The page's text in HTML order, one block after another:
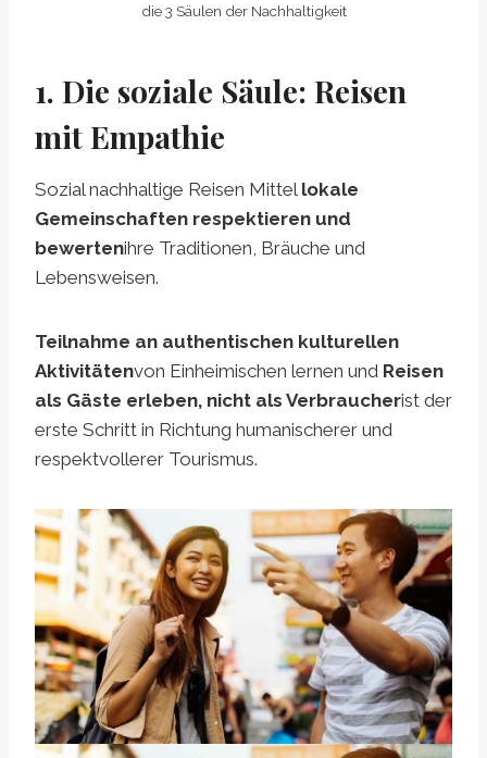
die 3 Säulen der Nachhaltigkeit
1. Die soziale Säule: Reisen
mit Empathie
Sozial nachhaltige Reisen Mittel lokale
Gemeinschaften respektieren und
bewertenihre Traditionen, Bräuche und
Lebensweisen.
Teilnahme an authentischen kulturellen
Aktivitätenvon Einheimischen lernen und Reisen
als Gäste erleben, nicht als Verbraucherist der
erste Schritt in Richtung humanischerer und
respektvollerer Tourismus.